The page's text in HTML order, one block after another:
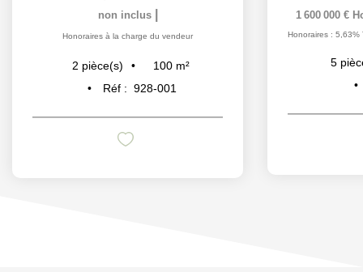
non inclus
Honoraires à la charge du vendeur
2 pièce(s) 100 m²
Réf : 928-001
1 600 000 €
Honoraires : 5,63%
5